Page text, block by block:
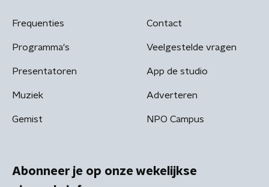
Frequenties
Programma's
Presentatoren
Muziek
Gemist
Contact
Veelgestelde vragen
App de studio
Adverteren
NPO Campus
Abonneer je op onze wekelijkse